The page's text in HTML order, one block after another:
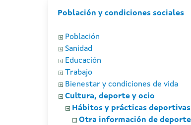
Población y condiciones sociales
Población
Sanidad
Educación
Trabajo
Bienestar y condiciones de vida
Cultura, deporte y ocio
Hábitos y prácticas deportivas
Otra información de deporte